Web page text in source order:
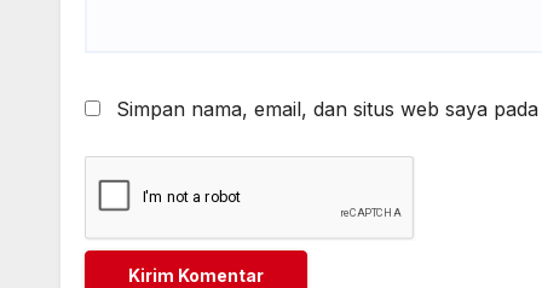
Simpan nama, email, dan situs web saya